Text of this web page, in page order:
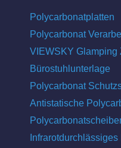
Polycarbonatplatten
Polycarbonat
VIEWSKY Glamping
Bürostuhlunterlage
Polycarbonat
Antistatische